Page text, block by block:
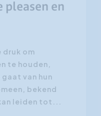
pleasen en
druk om
te houden,
van hun
bekend
leiden tot...